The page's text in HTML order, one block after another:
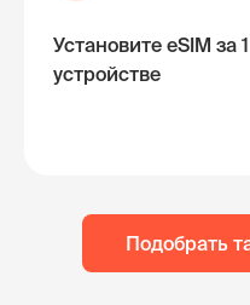
Установите eSIM за
устройстве
Подобрать